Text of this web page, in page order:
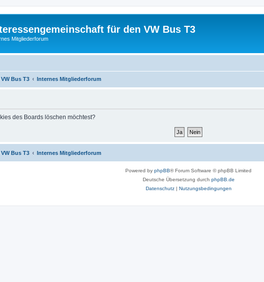
für den VW Bus T3
Mitgliederforum
Bus T3 Internes Mitgliederforum
des Boards löschen möchtest?
Bus T3 Internes Mitgliederforum
Powered by phpBB® Forum Software © phpBB Limited
Deutsche Übersetzung durch phpBB.de
Datenschutz| Nutzungsbedingungen